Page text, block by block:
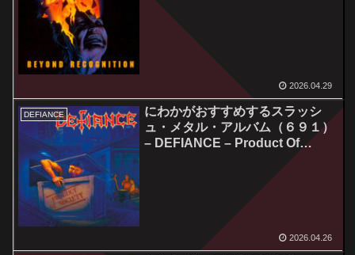
Recognition
2026.04.29
DEFIANCE
にわかがおすすめするスラッシ
ュ・メタル・アルバム（６９１）
– DEFIANCE – Product Of
2026.04.26